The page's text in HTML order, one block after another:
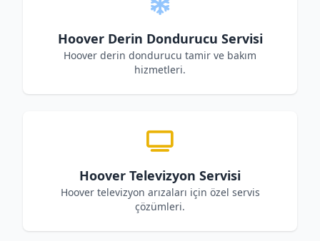
Hoover Derin Dondurucu Servisi
Hoover derin dondurucu tamir ve bakım
hizmetleri.
Hoover Televizyon Servisi
Hoover televizyon arızaları için özel servis
çözümleri.